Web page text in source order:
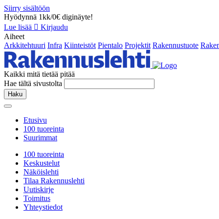
Siirry sisältöön
Hyödynnä 1kk/0€ diginäyte!
Lue lisää
Kirjaudu
Aiheet
Arkkitehtuuri Infra Kiinteistöt Pientalo Projektit Rakennustuote
Kaikki mitä tietää pitää
Hae tältä sivustolta
Haku
Etusivu
100 tuoreinta
Suurimmat
100 tuoreinta
Keskustelut
Näköislehti
Tilaa Rakennuslehti
Uutiskirje
Toimitus
Yhteystiedot